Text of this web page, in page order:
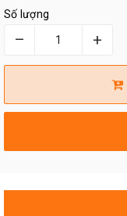
Số lượng
– +